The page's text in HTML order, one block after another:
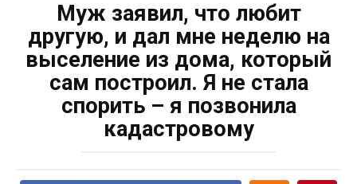
Муж заявил, что любит
другую, и дал мне неделю на
выселение из дома, который
сам построил. Я не стала
спорить – я позвонила
кадастровому